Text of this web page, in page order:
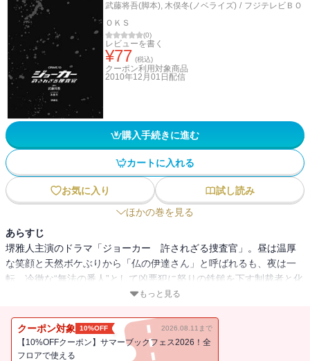
武藤将吾(脚本), 木俣冬(ノベライズ) / フジテレビＢＯ
ＯＫＳ
(0)
レビューを書く
¥77 (税込)
クーポン利用対象商品
2010年12月01日 配信
購入手続きに進む
カートに入れる
お気に入り
試し読み
ほかの巻を見る
あらすじ
堺雅人主演のドラマ「ジョーカー 許されざる捜査官」。昼は温厚
な笑顔と天然ボケぶりから「仏の伊達さん」と呼ばれるも、夜は一
転、冷徹な“無法の番人”として凶悪犯に怒りの鉄鎚を下す制裁者と化
す刑事・伊達一義の活躍を描いた異色の刑事ドラマ。脚本家・武藤
冊。今回はCRIME．１０を収録。
もっと見る
クーポン対象 10%OFF 2026.08.11まで
【10%OFFクーポン】サマーブックフェス2026！全
フロアで使える